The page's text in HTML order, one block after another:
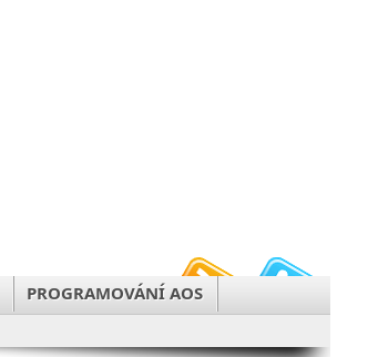
PROGRAMOVÁNÍ AOS